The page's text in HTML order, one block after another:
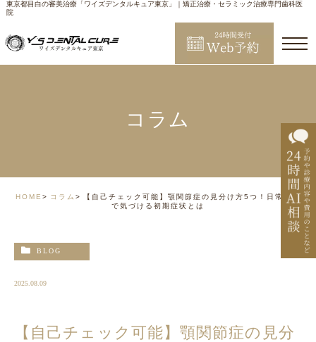
東京都目白の審美治療「ワイズデンタルキュア東京」｜矯正治療・セラミック治療専門歯科医
院
コラム
HOME コラム
【自己チェック可能】顎関節症の見分け方5つ！日常生活
で気づける初期症状とは
BLOG
2025.08.09
【自己チェック可能】顎関節症の見分